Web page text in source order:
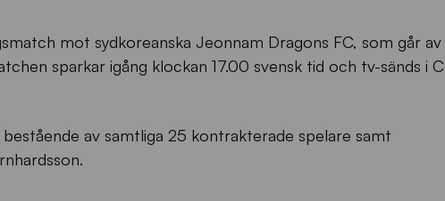
mot sydkoreanska Jeonnam Dragons FC, som går av
sparkar igång klockan 17.00 svensk tid och tv-sänds i C
av samtliga 25 kontrakterade spelare samt